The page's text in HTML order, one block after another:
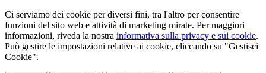
Ci serviamo dei cookie per diversi fini, tra l'altro per consentire
funzioni del sito web e attività di marketing mirate. Per maggiori
informazioni, riveda la nostra informativa sulla privacy e sui cookie.
Può gestire le impostazioni relative ai cookie, cliccando su "Gestisci
Cookie".